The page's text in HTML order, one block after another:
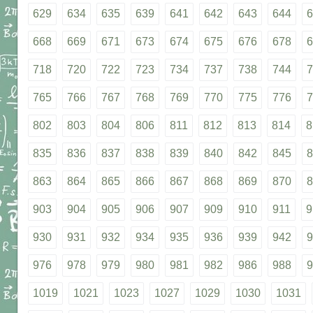
629 634 635 639 641 642 643 644
668 669 671 673 674 675 676 678
718 720 722 723 734 737 738 744
765 766 767 768 769 770 775 776
802 803 804 806 811 812 813 814
835 836 837 838 839 840 842 845
863 864 865 866 867 868 869 870
903 904 905 906 907 909 910 911
930 931 932 934 935 936 939 942
976 978 979 980 981 982 986 988
1019 1021 1023 1027 1029 1030 1031